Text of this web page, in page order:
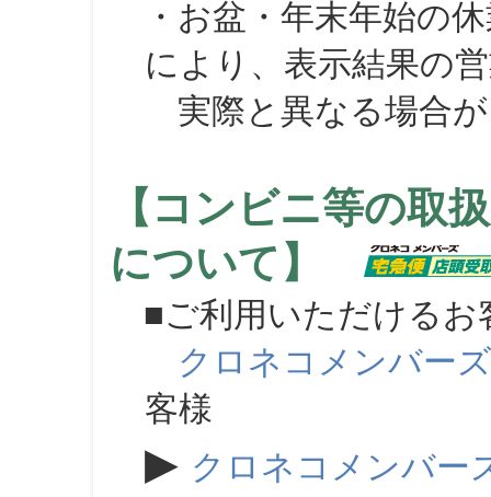
・お盆・年末年始の
により、表示結果の
実際と異なる場合が
【コンビニ等の取
について】
■ご利用いただけるお
クロネコメンバーズ
客様
▶ クロネコメンバー